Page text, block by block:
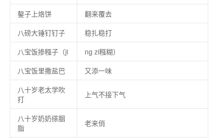
鏊子上烙饼
翻来覆去
八磅大锤钉钉子
稳扎稳打
八宝饭掺糨子（ji
ng zi糨糊）
八宝饭里撒盐巴
又添一味
八十岁老太学吹
打
上气不接下气
八十岁奶奶搽胭
脂
老来俏